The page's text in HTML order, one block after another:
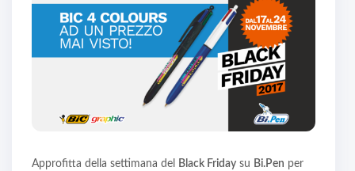
Approfitta della settimana del Black Friday su Bi.Pen per